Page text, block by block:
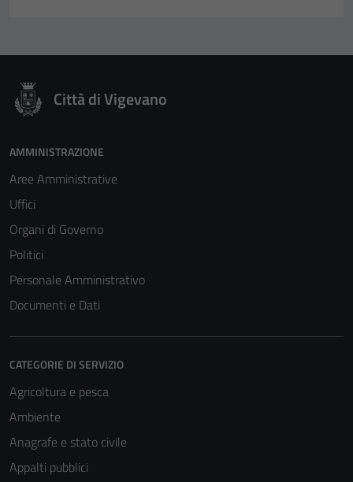
Città di Vigevano
AMMINISTRAZIONE
Aree Amministrative
Uffici
Organi di Governo
Politici
Personale Amministrativo
Documenti e Dati
CATEGORIE DI SERVIZIO
Agricoltura e pesca
Ambiente
Anagrafe e stato civile
Appalti pubblici